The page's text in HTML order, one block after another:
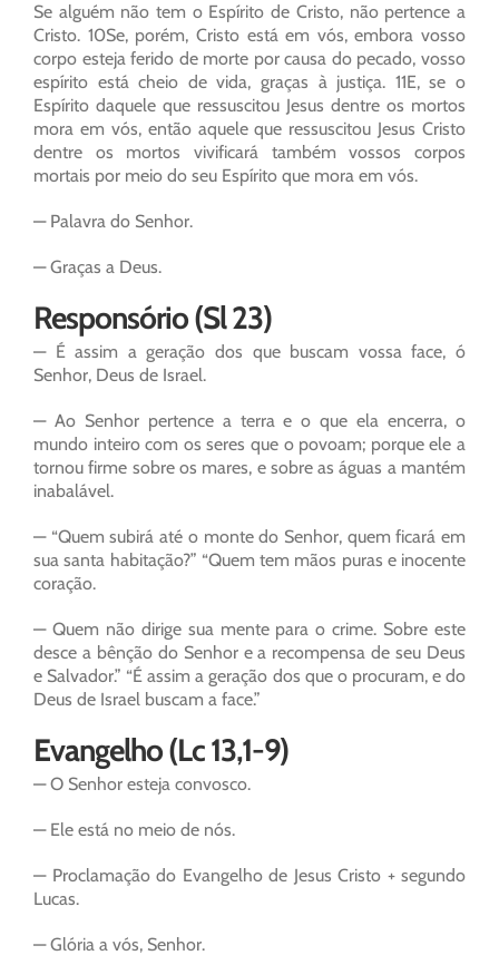
Se alguém não tem o Espírito de Cristo, não pertence a
Cristo. 10Se, porém, Cristo está em vós, embora vosso
corpo esteja ferido de morte por causa do pecado, vosso
espírito está cheio de vida, graças à justiça. 11E, se o
Espírito daquele que ressuscitou Jesus dentre os mortos
mora em vós, então aquele que ressuscitou Jesus Cristo
dentre os mortos vivificará também vossos corpos
mortais por meio do seu Espírito que mora em vós.
— Palavra do Senhor.
— Graças a Deus.
Responsório (Sl 23)
— É assim a geração dos que buscam vossa face, ó
Senhor, Deus de Israel.
— Ao Senhor pertence a terra e o que ela encerra, o
mundo inteiro com os seres que o povoam; porque ele a
tornou firme sobre os mares, e sobre as águas a mantém
inabalável.
— “Quem subirá até o monte do Senhor, quem ficará em
sua santa habitação?” “Quem tem mãos puras e inocente
coração.
— Quem não dirige sua mente para o crime. Sobre este
desce a bênção do Senhor e a recompensa de seu Deus
e Salvador.” “É assim a geração dos que o procuram, e do
Deus de Israel buscam a face.”
Evangelho (Lc 13,1-9)
— O Senhor esteja convosco.
— Ele está no meio de nós.
— Proclamação do Evangelho de Jesus Cristo + segundo
Lucas.
— Glória a vós, Senhor.